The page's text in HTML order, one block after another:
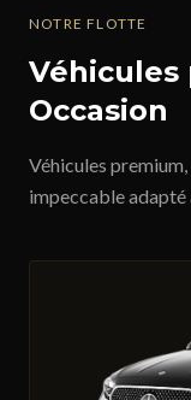
NOTRE FLOTTE
Véhicules
Occasion
Véhicules
impeccable